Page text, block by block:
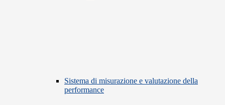
Sistema di misurazione e valutazione della
performance